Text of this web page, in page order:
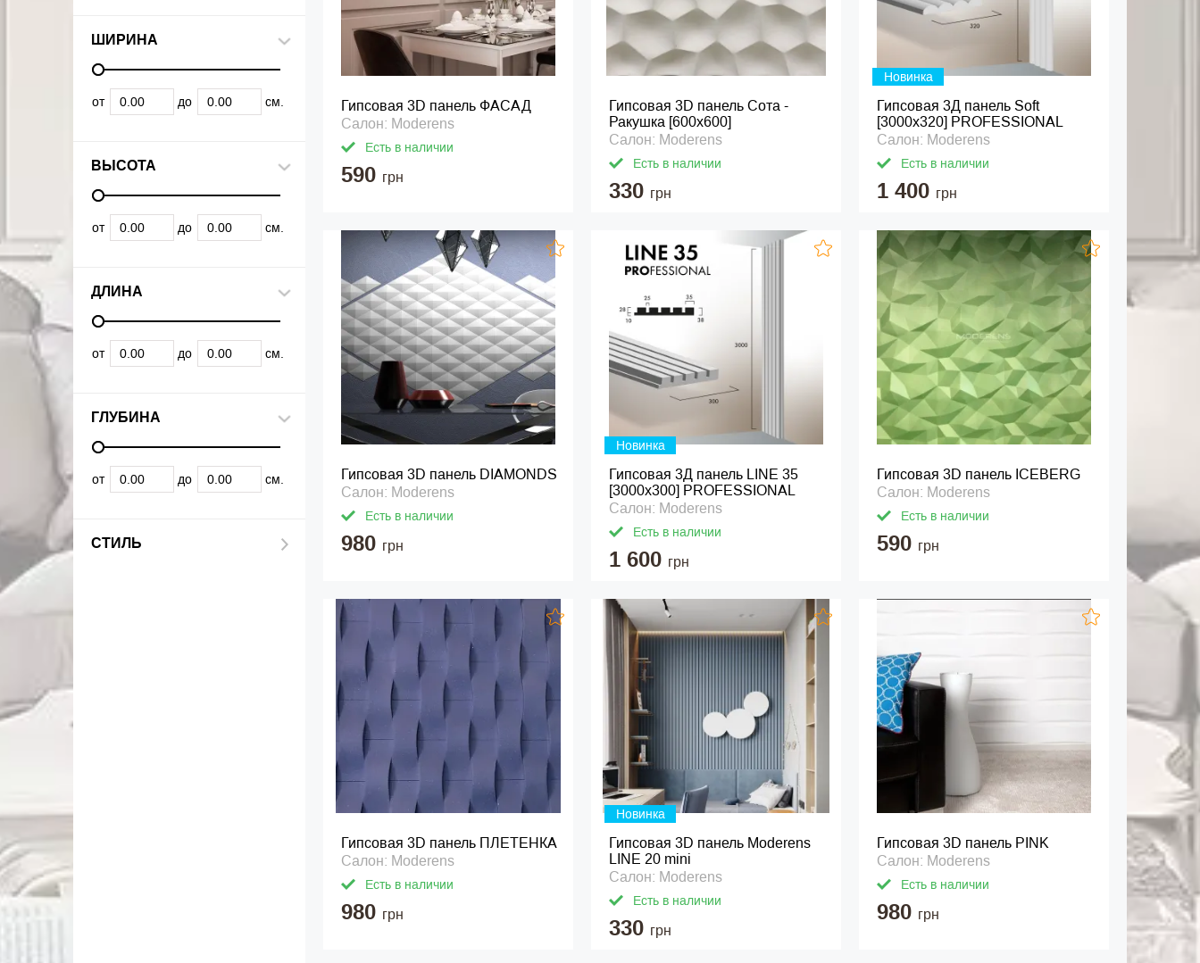
ШИРИНА
от до см.
ВЫСОТА
от до см.
ДЛИНА
от до см.
ГЛУБИНА
от до см.
СТИЛЬ
Гипсовая 3D панель ФАСАД
Салон: Moderens
Есть в наличии
590 грн
Гипсовая 3D панель Сота -
Ракушка [600х600]
Салон: Moderens
Есть в наличии
330 грн
Новинка
Гипсовая 3Д панель Soft
[3000х320] PROFESSIONAL
Салон: Moderens
Есть в наличии
1 400 грн
Гипсовая 3D панель DIAMONDS
Салон: Moderens
Есть в наличии
980 грн
Новинка
Гипсовая 3Д панель LINE 35
[3000х300] PROFESSIONAL
Салон: Moderens
Есть в наличии
1 600 грн
Гипсовая 3D панель ICEBERG
Салон: Moderens
Есть в наличии
590 грн
Гипсовая 3D панель ПЛЕТЕНКА
Салон: Moderens
Есть в наличии
980 грн
Новинка
Гипсовая 3D панель Moderens
LINE 20 mini
Салон: Moderens
Есть в наличии
330 грн
Гипсовая 3D панель PINK
Салон: Moderens
Есть в наличии
980 грн